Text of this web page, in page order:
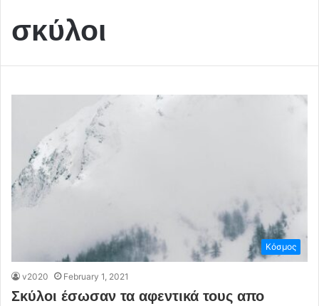
σκύλοι
Κόσμος
v2020 February 1, 2021
Σκύλοι έσωσαν τα αφεντικά τους απο